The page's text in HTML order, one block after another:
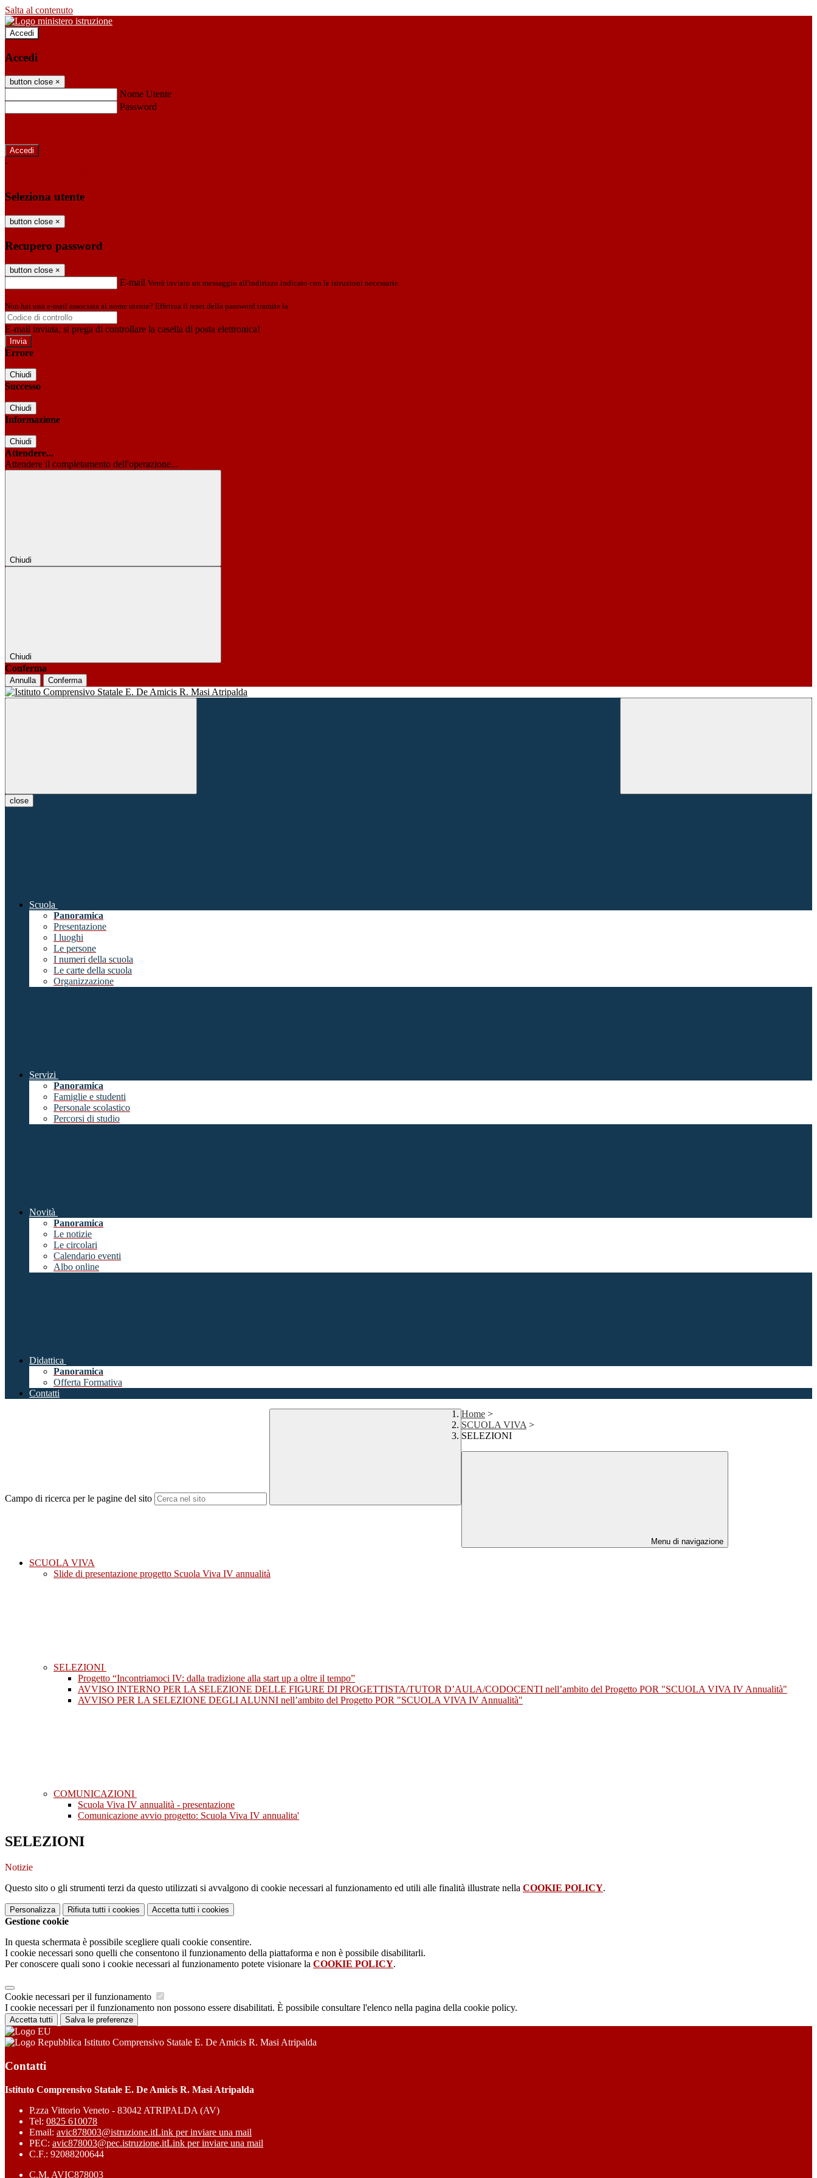
Salta al contenuto
Accedi
Accedi
button close ×
Nome Utente
Password
-
Seleziona utente
button close ×
Recupero password
button close ×
E-mail Verrà inviato un messaggio all'indirizzo indicato con le istruzioni necessarie.
Non hai una e-mail associata al nome utente? Effettua il reset della password tramite la
E-mail inviata, si prega di controllare la casella di posta elettronica!
Errore
Chiudi
Successo
Chiudi
Informazione
Chiudi
Attendere...
Attendere il completamento dell'operazione...
Chiudi
Chiudi
Conferma
Annulla Conferma
close
Scuola
Panoramica
Presentazione
I luoghi
Le persone
I numeri della scuola
Le carte della scuola
Organizzazione
Servizi
Panoramica
Famiglie e studenti
Personale scolastico
Percorsi di studio
Novità
Panoramica
Le notizie
Le circolari
Calendario eventi
Albo online
Didattica
Panoramica
Offerta Formativa
Contatti
Campo di ricerca per le pagine del sito
Home >
SCUOLA VIVA >
SELEZIONI
Menu di navigazione
SCUOLA VIVA
Slide di presentazione progetto Scuola Viva IV annualità
SELEZIONI
Progetto “Incontriamoci IV: dalla tradizione alla start up a oltre il tempo”
AVVISO INTERNO PER LA SELEZIONE DELLE FIGURE DI PROGETTISTA/TUTOR D’AULA/CODOCENTI nell’ambito del Progetto POR "SCUOLA VIVA IV Annualità"
AVVISO PER LA SELEZIONE DEGLI ALUNNI nell’ambito del Progetto POR "SCUOLA VIVA IV Annualità"
COMUNICAZIONI
Scuola Viva IV annualità - presentazione
Comunicazione avvio progetto: Scuola Viva IV annualita'
SELEZIONI
Notizie
Questo sito o gli strumenti terzi da questo utilizzati si avvalgono di cookie necessari al funzionamento ed utili alle finalità illustrate nella COOKIE POLICY.
Personalizza Rifiuta tutti i cookies Accetta tutti i cookies
Gestione cookie
In questa schermata è possibile scegliere quali cookie consentire.
I cookie necessari sono quelli che consentono il funzionamento della piattaforma e non è possibile disabilitarli.
Per conoscere quali sono i cookie necessari al funzionamento potete visionare la COOKIE POLICY.
Cookie necessari per il funzionamento
I cookie necessari per il funzionamento non possono essere disabilitati. È possibile consultare l'elenco nella pagina della cookie policy.
Accetta tutti Salva le preferenze
Istituto Comprensivo Statale E. De Amicis R. Masi Atripalda
Contatti
Istituto Comprensivo Statale E. De Amicis R. Masi Atripalda
P.zza Vittorio Veneto - 83042 ATRIPALDA (AV)
Tel: 0825 610078
Email: avic878003@istruzione.itLink per inviare una mail
PEC: avic878003@pec.istruzione.itLink per inviare una mail
C.F.: 92088200644
C.M. AVIC878003